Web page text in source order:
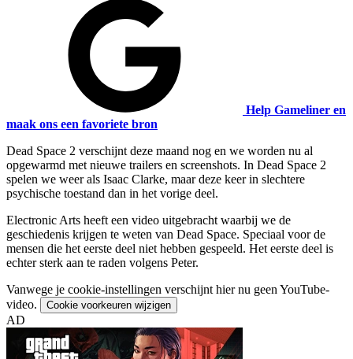
Help Gameliner en
maak ons een favoriete bron
Dead Space 2 verschijnt deze maand nog en we worden nu al
opgewarmd met nieuwe trailers en screenshots. In Dead Space 2
spelen we weer als Isaac Clarke, maar deze keer in slechtere
psychische toestand dan in het vorige deel.
Electronic Arts heeft een video uitgebracht waarbij we de
geschiedenis krijgen te weten van Dead Space. Speciaal voor de
mensen die het eerste deel niet hebben gespeeld. Het eerste deel is
echter sterk aan te raden volgens Peter.
Vanwege je cookie-instellingen verschijnt hier nu geen YouTube-
video.
Cookie voorkeuren wijzigen
AD